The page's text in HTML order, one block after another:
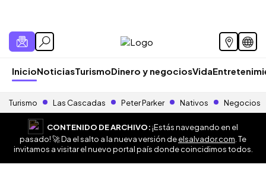
InicioNoticiasTurismoDinero y negociosVida
Turismo Las Cascadas Peter Parker Nativos Negocios
CONTENIDO DE ARCHIVO:¡Estás navegando en el
pasado! 🚀 Da el salto a la nueva versión deelsalvador.com . Te
invitamos a visitar el nuevo portal país donde coincidimos todos.